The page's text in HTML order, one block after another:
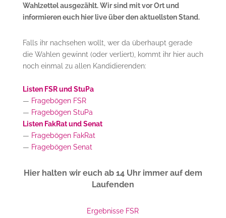
Wahlzettel ausgezählt. Wir sind mit vor Ort und
informieren euch hier live über den aktuellsten Stand.
Falls ihr nachsehen wollt, wer da überhaupt gerade
die Wahlen gewinnt (oder verliert), kommt ihr hier auch
noch einmal zu allen Kandidierenden:
Listen FSR und StuPa
— Fragebögen FSR
— Fragebögen StuPa
Listen FakRat und Senat
— Fragebögen FakRat
— Fragebögen Senat
Hier halten wir euch ab 14 Uhr immer auf dem
Laufenden
Ergebnisse FSR